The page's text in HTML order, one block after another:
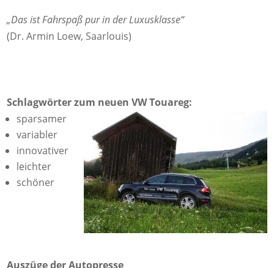
„Das ist Fahrspaß pur in der Luxusklasse“
(Dr. Armin Loew, Saarlouis)
Schlagwörter zum neuen VW Touareg:
sparsamer
variabler
innovativer
leichter
schöner
Auszüge der Autopresse